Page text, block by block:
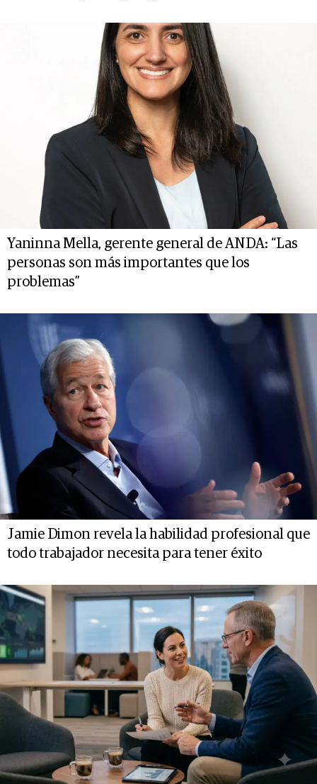
Yaninna Mella, gerente general de ANDA: “Las
personas son más importantes que los
problemas”
Jamie Dimon revela la habilidad profesional que
todo trabajador necesita para tener éxito